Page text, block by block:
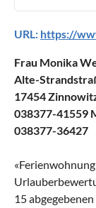
URL: https://
Frau Monika
Alte-
17454
038377-41559
038377-36427
«
15